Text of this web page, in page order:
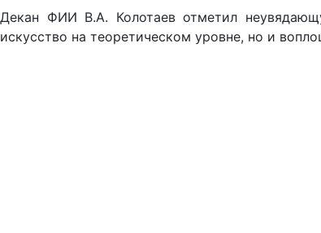
Декан ФИИ В.А. Колотаев отметил
искусство на теоретическом уровне, но и